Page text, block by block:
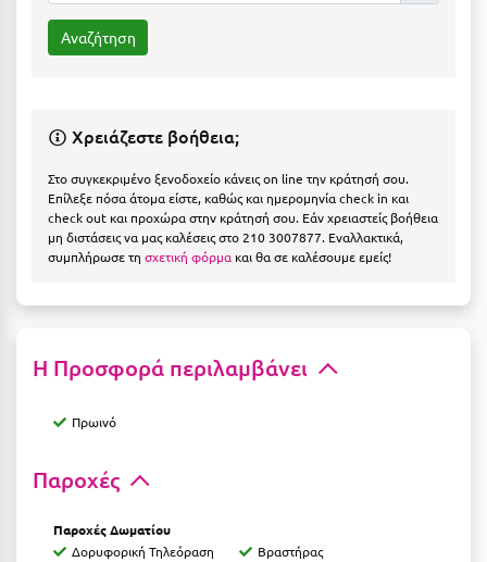
Ηλεία
Θάσος
Θεσσαλονίκη
Ιθάκη
Ικαρία
Χρειάζεστε βοήθεια;
Στο συγκεκριμένο ξενοδοχείο κάνεις on line την κράτησή σου.
Επίλεξε πόσα άτομα είστε, καθώς και ημερομηνία check in και
check out και προχώρα στην κράτησή σου. Εάν χρειαστείς βοήθεια
μη διστάσεις να μας καλέσεις στο 210 3007877. Εναλλακτικά,
συμπλήρωσε τη σχετική φόρμα και θα σε καλέσουμε εμείς!
Η Προσφορά περιλαμβάνει
Πρωινό
Παροχές
Παροχές Δωματίου
Δορυφορική Τηλεόραση
Βραστήρας